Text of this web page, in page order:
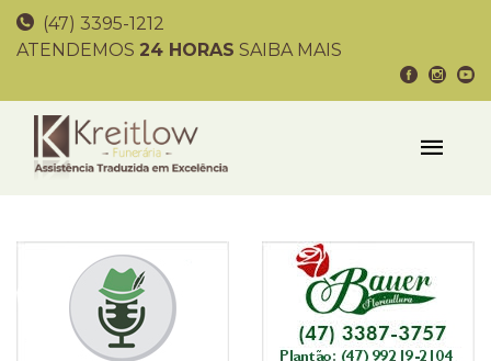
(47) 3395-1212
ATENDEMOS 24 HORAS SAIBA MAIS